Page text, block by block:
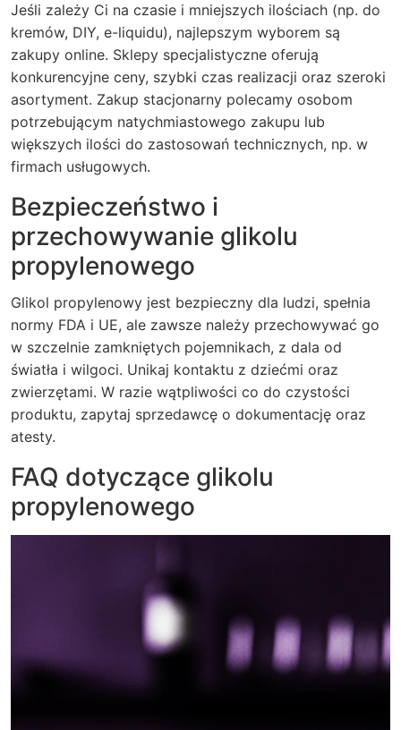
Jeśli zależy Ci na czasie i mniejszych ilościach (np. do
kremów, DIY, e-liquidu), najlepszym wyborem są
zakupy online. Sklepy specjalistyczne oferują
konkurencyjne ceny, szybki czas realizacji oraz szeroki
asortyment. Zakup stacjonarny polecamy osobom
potrzebującym natychmiastowego zakupu lub
większych ilości do zastosowań technicznych, np. w
firmach usługowych.
Bezpieczeństwo i
przechowywanie glikolu
propylenowego
Glikol propylenowy jest bezpieczny dla ludzi, spełnia
normy FDA i UE, ale zawsze należy przechowywać go
w szczelnie zamkniętych pojemnikach, z dala od
światła i wilgoci. Unikaj kontaktu z dziećmi oraz
zwierzętami. W razie wątpliwości co do czystości
produktu, zapytaj sprzedawcę o dokumentację oraz
atesty.
FAQ dotyczące glikolu
propylenowego